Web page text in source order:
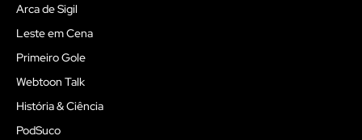
Arca de Sigil
Leste em Cena
Primeiro Gole
Webtoon Talk
História & Ciência
PodSuco